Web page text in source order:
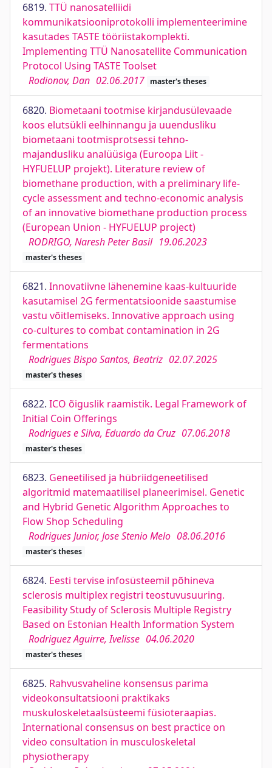
6819. TTÜ nanosatelliidi
kommunikatsiooniprotokolli implementeerimine
kasutades TASTE tööriistakomplekti.
Implementing TTÜ Nanosatellite Communication
Protocol Using TASTE Toolset
Rodionov, Dan 02.06.2017 master's theses
6820. Biometaani tootmise kirjandusülevaade
koos elutsükli eelhinnangu ja uuendusliku
biometaani tootmisprotsessi tehno-
majandusliku analüüsiga (Euroopa Liit -
HYFUELUP projekt). Literature review of
biomethane production, with a preliminary life-
cycle assessment and techno-economic analysis
of an innovative biomethane production process
(European Union - HYFUELUP project)
RODRIGO, Naresh Peter Basil 19.06.2023
master's theses
6821. Innovatiivne lähenemine kaas-kultuuride
kasutamisel 2G fermentatsioonide saastumise
vastu võitlemiseks. Innovative approach using
co-cultures to combat contamination in 2G
fermentations
Rodrigues Bispo Santos, Beatriz 02.07.2025
master's theses
6822. ICO õiguslik raamistik. Legal Framework of
Initial Coin Offerings
Rodrigues e Silva, Eduardo da Cruz 07.06.2018
master's theses
6823. Geneetilised ja hübriidgeneetilised
algoritmid matemaatilisel planeerimisel. Genetic
and Hybrid Genetic Algorithm Approaches to
Flow Shop Scheduling
Rodrigues Junior, Jose Stenio Melo 08.06.2016
master's theses
6824. Eesti tervise infosüsteemil põhineva
sclerosis multiplex registri teostuvusuuring.
Feasibility Study of Sclerosis Multiple Registry
Based on Estonian Health Information System
Rodriguez Aguirre, Ivelisse 04.06.2020
master's theses
6825. Rahvusvaheline konsensus parima
videokonsultatsiooni praktikaks
muskuloskeletaalsüsteemi füsioteraapias.
International consensus on best practice on
video consultation in musculoskeletal
physiotherapy